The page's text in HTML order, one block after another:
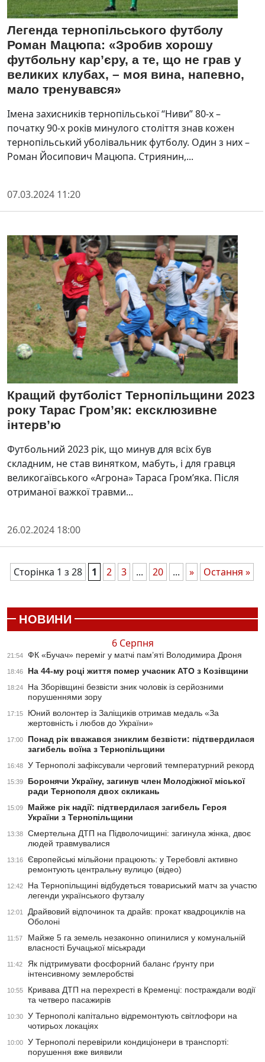
Легенда тернопільського футболу
Роман Мацюпа: «Зробив хорошу
футбольну кар’єру, а те, що не грав у
великих клубах, – моя вина, напевно,
мало тренувався»
Імена захисників тернопільської “Ниви” 80-х –
початку 90-х років минулого століття знав кожен
тернопільський уболівальник футболу. Один з них –
Роман Йосипович Мацюпа. Стриянин,...
07.03.2024 11:20
Кращий футболіст Тернопільщини 2023
року Тарас Гром’як: ексклюзивне
інтерв’ю
Футбольний 2023 рік, що минув для всіх був
складним, не став винятком, мабуть, і для гравця
великогаївського «Агрона» Тараса Гром’яка. Після
отриманої важкої травми...
26.02.2024 18:00
Сторінка 1 з 28 1 2 3 ... 20 ... » Остання »
НОВИНИ
6 Серпня
21:54 ФК «Бучач» переміг у матчі пам’яті Володимира Дроня
18:46 На 44-му році життя помер учасник АТО з Козівщини
18:24
На Зборівщині безвісти зник чоловік із серйозними
порушеннями зору
17:15
Юний волонтер із Заліщиків отримав медаль «За
жертовність і любов до України»
17:00
Понад рік вважався зниклим безвісти: підтвердилася
загибель воїна з Тернопільщини
16:48 У Тернополі зафіксували черговий температурний рекорд
15:39
Боронячи Україну, загинув член Молодіжної міської
ради Тернополя двох скликань
15:09
Майже рік надії: підтвердилася загибель Героя
України з Тернопільщини
13:38
Смертельна ДТП на Підволочищині: загинула жінка, двоє
людей травмувалися
13:16
Європейські мільйони працюють: у Теребовлі активно
ремонтують центральну вулицю (відео)
12:42
На Тернопільщині відбудеться товариський матч за участю
легенди українського футзалу
12:01
Драйвовий відпочинок та драйв: прокат квадроциклів на
Оболоні
11:57
Майже 5 га земель незаконно опинилися у комунальній
власності Бучацької міськради
11:42
Як підтримувати фосфорний баланс ґрунту при
інтенсивному землеробстві
10:55
Кривава ДТП на перехресті в Кременці: постраждали водії
та четверо пасажирів
10:30
У Тернополі капітально відремонтують світлофори на
чотирьох локаціях
10:00
У Тернополі перевірили кондиціонери в транспорті:
порушення вже виявили